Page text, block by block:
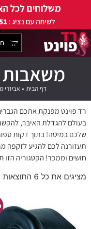
משלוחים לכל
לשיחה עם נציג :
משאבות
דף הבית » אביזרי
רד פוינט מפנקת אתכם
בעולם להגדלת האיבר,
שלכם במיטה! בתוך דקות
תעזורנה לכם להגיע לזקפה
חושים וממכר! הקטגוריה
מציגים את כל ⁦6⁩ התוצאות